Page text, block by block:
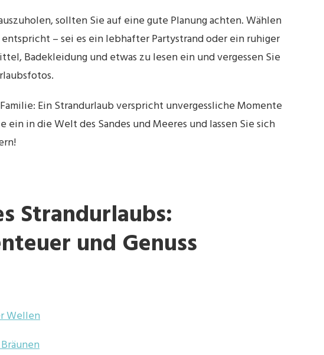
sollten Sie auf eine gute Planung achten. Wählen
– sei es ein lebhafter Partystrand oder ein ruhiger
Badekleidung und etwas zu lesen ein und vergessen Sie
Ein Strandurlaub verspricht unvergessliche Momente
ein in die Welt des Sandes und Meeres und lassen Sie sich
Strandurlaubs:
und Genuss
Wellen